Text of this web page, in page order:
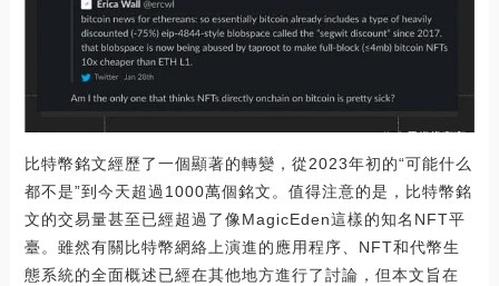
比特幣銘文經歷了一個顯著的轉變，從2023年初的“可能什么
都不是”到今天超過1000萬個銘文。值得注意的是，比特幣銘
文的交易量甚至已經超過了像MagicEden這樣的知名NFT平
臺。雖然有關比特幣網絡上演進的應用程序、NFT和代幣生
態系統的全面概述已經在其他地方進行了討論，但本文旨在